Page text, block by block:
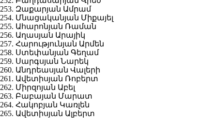
253. Զաքարյան Ամրամ
254. Մնացականյան Միքայել
255. Ահարոնյան Ռաման
256. Աղասյան Արայիկ
257. Հարությունյան Արմեն
258. Ստեփանյան Գեղամ
259. Սարգսյան Նարեկ
260. Անդրեասյան Վալերի
261. Ավետիսյան Ռոբերտ
262. Միրզոյան Աբել
263. Բաբայան Մարատ
264. Հակոբյան Կառլեն
265. Ավետիսյան Ալբերտ